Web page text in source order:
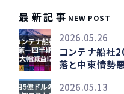
最新記事 NEW POST
2026.05.26
コンテナ船社
落と中東情勢
2026.05.13